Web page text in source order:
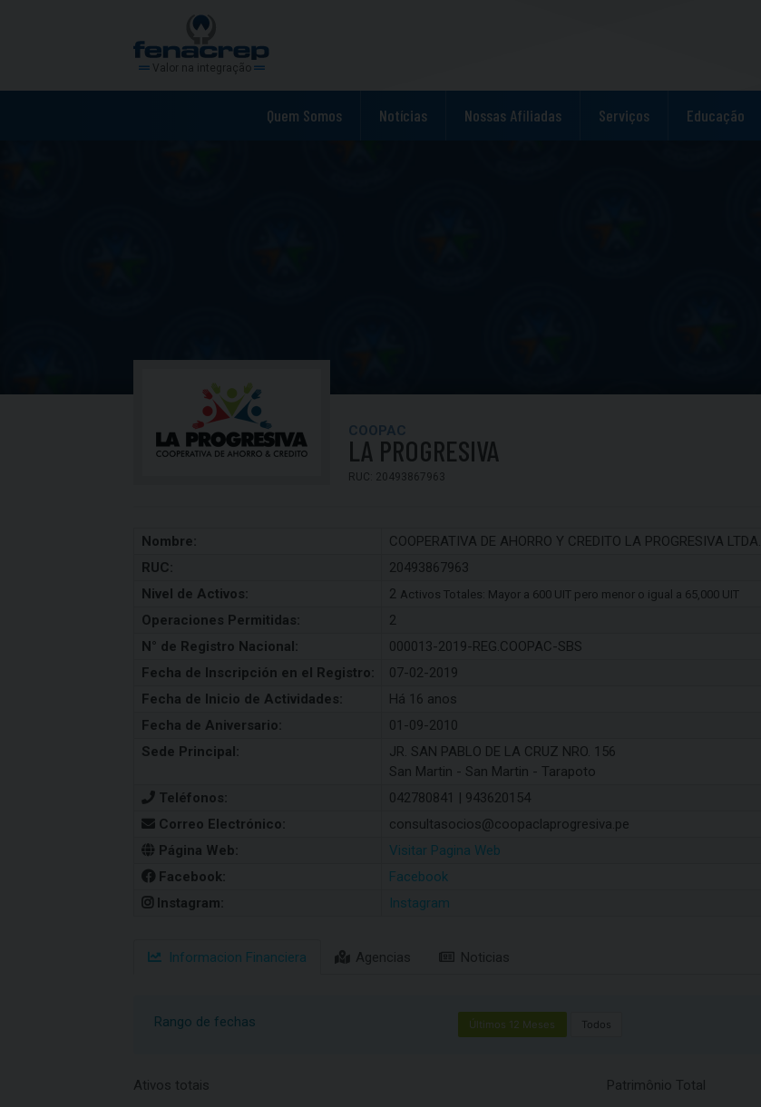
Valor na integração
Quem Somos Notícias Nossas Afiliadas Serviços Educação
COOPAC
LA PROGRESIVA
RUC: 20493867963
Nombre:
COOPERATIVA DE AHORRO Y CREDITO LA PROGRESIVA LTDA.
RUC:
20493867963
Nivel de Activos:
2 Activos Totales: Mayor a 600 UIT pero menor o igual a 65,000 UIT
Operaciones Permitidas:
2
N° de Registro Nacional:
000013-2019-REG.COOPAC-SBS
Fecha de Inscripción en el Registro:
07-02-2019
Fecha de Inicio de Actividades:
Há 16 anos
Fecha de Aniversario:
01-09-2010
Sede Principal:
JR. SAN PABLO DE LA CRUZ NRO. 156
San Martin - San Martin - Tarapoto
Teléfonos:
042780841 | 943620154
Correo Electrónico:
consultasocios@coopaclaprogresiva.pe
Página Web:
Visitar Pagina Web
Facebook:
Facebook
Instagram:
Instagram
Informacion Financiera Agencias Noticias
Rango de fechas Últimos 12 Meses Todos
Ativos totais Patrimônio Total